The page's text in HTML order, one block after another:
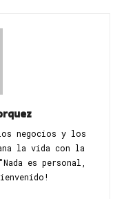
negocios y los
la vida con la
es personal,